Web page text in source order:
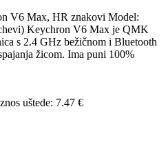
V6 Max, HR znakovi Model:
Keychron V6 Max je QMK
s 2.4 GHz bežičnom i Bluetooth
žicom. Ima puni 100%
uštede: 7.47 €